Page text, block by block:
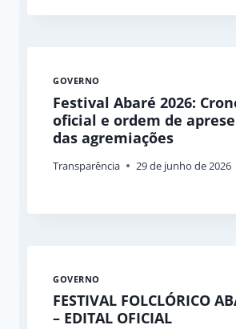
GOVERNO
Festival Abaré 2026:
oficial e ordem de
das agremiações
Transparência 29 de junho de 2026
GOVERNO
FESTIVAL FOLCLÓRICO
– EDITAL OFICIAL